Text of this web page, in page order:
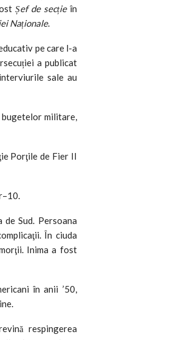
Șef de secțieîn
Naționale.
pe care l-a
a publicat
sale au
bugetelor militare,
Porţile de Fier II
Sud. Persoana
În ciuda
Inima a fost
în anii ’50,
respingerea